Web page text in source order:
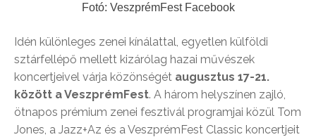
Fotó: VeszprémFest Facebook
Idén különleges zenei kínálattal, egyetlen külföldi
sztárfellépő mellett kizárólag hazai művészek
koncertjeivel várja közönségét augusztus 17-21.
között a VeszprémFest. A három helyszínen zajló,
ötnapos prémium zenei fesztivál programjai közül Tom
Jones, a Jazz+Az és a VeszprémFest Classic koncertjeit